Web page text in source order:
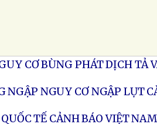
CƠ BÙNG PHÁT DỊCH TẢ
NGẬP NGUY CƠ NGẬP LỤT
TẾ CẢNH BÁO VIỆT